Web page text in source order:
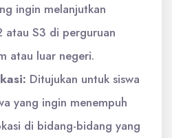
ingin melanjutkan
atau S3 di perguruan
atau luar negeri.
Ditujukan untuk siswa
yang ingin menempuh
di bidang-bidang yang